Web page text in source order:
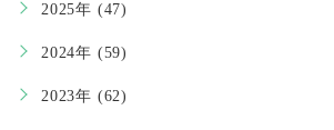
2025年 (47)
2024年 (59)
2023年 (62)